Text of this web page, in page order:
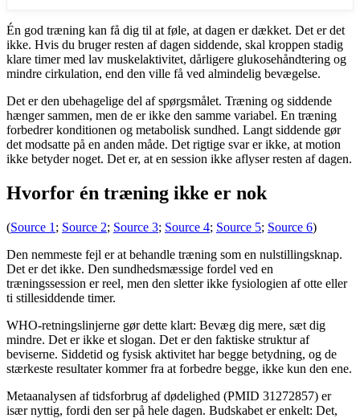
Én god træning kan få dig til at føle, at dagen er dækket. Det er det
ikke. Hvis du bruger resten af ​​dagen siddende, skal kroppen stadig
klare timer med lav muskelaktivitet, dårligere glukosehåndtering og
mindre cirkulation, end den ville få ved almindelig bevægelse.
Det er den ubehagelige del af spørgsmålet. Træning og siddende
hænger sammen, men de er ikke den samme variabel. En træning
forbedrer konditionen og metabolisk sundhed. Langt siddende gør
det modsatte på en anden måde. Det rigtige svar er ikke, at motion
ikke betyder noget. Det er, at en session ikke aflyser resten af ​​dagen.
Hvorfor én træning ikke er nok
(Source 1 ; Source 2; Source 3; Source 4; Source 5; Source 6)
Den nemmeste fejl er at behandle træning som en nulstillingsknap.
Det er det ikke. Den sundhedsmæssige fordel ved en
træningssession er reel, men den sletter ikke fysiologien af ​​otte eller
ti stillesiddende timer.
WHO-retningslinjerne gør dette klart: Bevæg dig mere, sæt dig
mindre. Det er ikke et slogan. Det er den faktiske struktur af
beviserne. Siddetid og fysisk aktivitet har begge betydning, og de
stærkeste resultater kommer fra at forbedre begge, ikke kun den ene.
Metaanalysen af ​​tidsforbrug af dødelighed (PMID 31272857) er
især nyttig, fordi den ser på hele dagen. Budskabet er enkelt: Det,